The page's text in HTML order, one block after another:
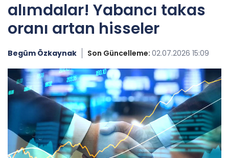
alımdalar! Yabancı takas
oranı artan hisseler
Begüm Özkaynak Son Güncelleme: 02.07.2026 15:09